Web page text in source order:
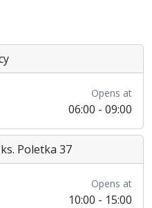
Opens at
06:00 - 09:00
Poletka 37
Opens at
10:00 - 15:00